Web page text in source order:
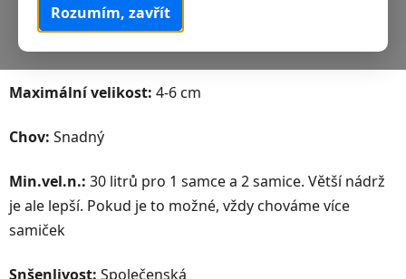
Rozumím, zavřít
Maximální velikost: 4-6 cm
Chov: Snadný
Min.vel.n.: 30 litrů pro 1 samce a 2 samice. Větší nádrž
je ale lepší. Pokud je to možné, vždy chováme více
samiček
Snšenlivost: Společenská